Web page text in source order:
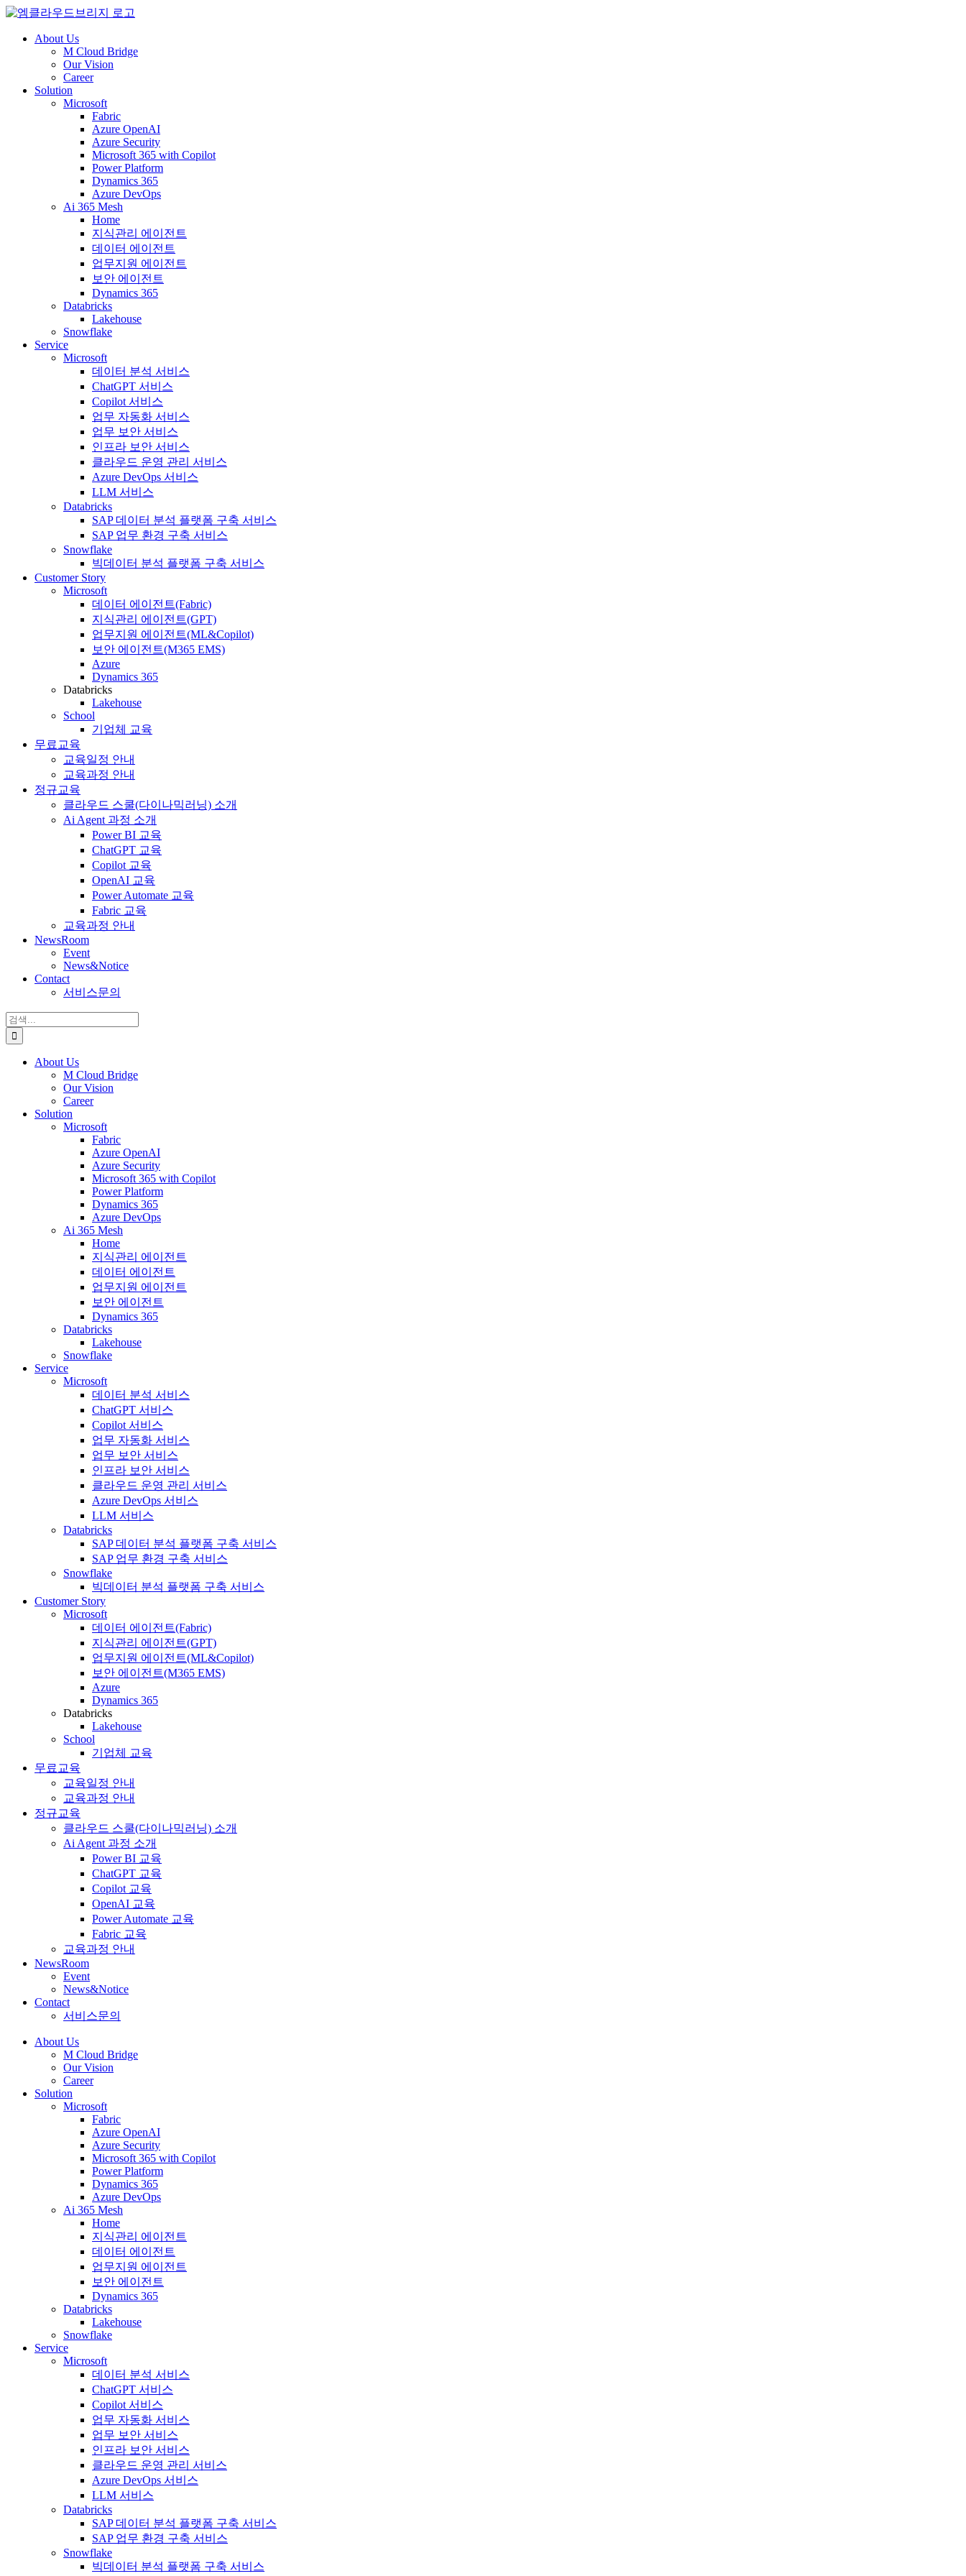
About Us
M Cloud Bridge
Our Vision
Career
Solution
Microsoft
Fabric
Azure OpenAI
Azure Security
Microsoft 365 with Copilot
Power Platform
Dynamics 365
Azure DevOps
Ai 365 Mesh
Home
지식관리 에이전트
데이터 에이전트
업무지원 에이전트
보안 에이전트
Dynamics 365
Databricks
Lakehouse
Snowflake
Service
Microsoft
데이터 분석 서비스
ChatGPT 서비스
Copilot 서비스
업무 자동화 서비스
업무 보안 서비스
인프라 보안 서비스
클라우드 운영 관리 서비스
Azure DevOps 서비스
LLM 서비스
Databricks
SAP 데이터 분석 플랫폼 구축 서비스
SAP 업무 환경 구축 서비스
Snowflake
빅데이터 분석 플랫폼 구축 서비스
Customer Story
Microsoft
데이터 에이전트(Fabric)
지식관리 에이전트(GPT)
업무지원 에이전트(ML&Copilot)
보안 에이전트(M365 EMS)
Azure
Dynamics 365
Databricks
Lakehouse
School
기업체 교육
무료교육
교육일정 안내
교육과정 안내
정규교육
클라우드 스쿨(다이나믹러닝) 소개
Ai Agent 과정 소개
Power BI 교육
ChatGPT 교육
Copilot 교육
OpenAI 교육
Power Automate 교육
Fabric 교육
교육과정 안내
NewsRoom
Event
News&Notice
Contact
서비스문의
검
색:
About Us
M Cloud Bridge
Our Vision
Career
Solution
Microsoft
Fabric
Azure OpenAI
Azure Security
Microsoft 365 with Copilot
Power Platform
Dynamics 365
Azure DevOps
Ai 365 Mesh
Home
지식관리 에이전트
데이터 에이전트
업무지원 에이전트
보안 에이전트
Dynamics 365
Databricks
Lakehouse
Snowflake
Service
Microsoft
데이터 분석 서비스
ChatGPT 서비스
Copilot 서비스
업무 자동화 서비스
업무 보안 서비스
인프라 보안 서비스
클라우드 운영 관리 서비스
Azure DevOps 서비스
LLM 서비스
Databricks
SAP 데이터 분석 플랫폼 구축 서비스
SAP 업무 환경 구축 서비스
Snowflake
빅데이터 분석 플랫폼 구축 서비스
Customer Story
Microsoft
데이터 에이전트(Fabric)
지식관리 에이전트(GPT)
업무지원 에이전트(ML&Copilot)
보안 에이전트(M365 EMS)
Azure
Dynamics 365
Databricks
Lakehouse
School
기업체 교육
무료교육
교육일정 안내
교육과정 안내
정규교육
클라우드 스쿨(다이나믹러닝) 소개
Ai Agent 과정 소개
Power BI 교육
ChatGPT 교육
Copilot 교육
OpenAI 교육
Power Automate 교육
Fabric 교육
교육과정 안내
NewsRoom
Event
News&Notice
Contact
서비스문의
About Us
M Cloud Bridge
Our Vision
Career
Solution
Microsoft
Fabric
Azure OpenAI
Azure Security
Microsoft 365 with Copilot
Power Platform
Dynamics 365
Azure DevOps
Ai 365 Mesh
Home
지식관리 에이전트
데이터 에이전트
업무지원 에이전트
보안 에이전트
Dynamics 365
Databricks
Lakehouse
Snowflake
Service
Microsoft
데이터 분석 서비스
ChatGPT 서비스
Copilot 서비스
업무 자동화 서비스
업무 보안 서비스
인프라 보안 서비스
클라우드 운영 관리 서비스
Azure DevOps 서비스
LLM 서비스
Databricks
SAP 데이터 분석 플랫폼 구축 서비스
SAP 업무 환경 구축 서비스
Snowflake
빅데이터 분석 플랫폼 구축 서비스